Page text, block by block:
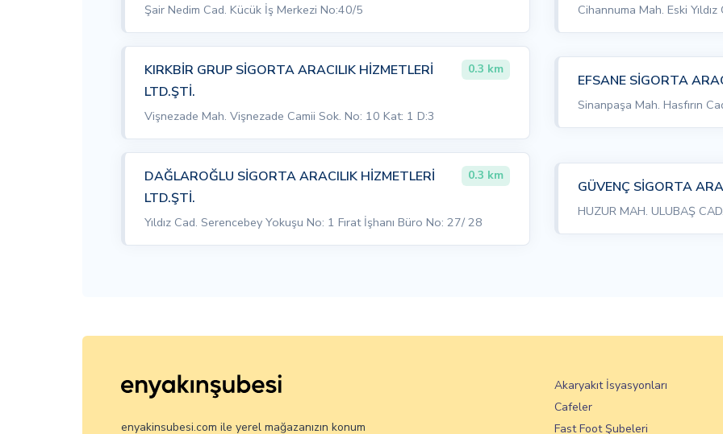
Şair Nedim Cad. Kücük İş Merkezi No:40/5 Cihannuma Mah. Eski
KIRKBİR GRUP SİGORTA ARACILIK HİZMETLERİ
LTD.ŞTİ.
0.3 km
Vişnezade Mah. Vişnezade Camii Sok. No: 10 Kat: 1 D:3
EFSANE SİGORTA
Sinanpaşa Mah. Hasfırın
DAĞLAROĞLU SİGORTA ARACILIK HİZMETLERİ
LTD.ŞTİ.
0.3 km
Yıldız Cad. Serencebey Yokuşu No: 1 Fırat İşhanı Büro No: 27/ 28
GÜVENÇ SİGORTA
HUZUR MAH. ULUBAŞ
enyakinsubesi.com ile yerel mağazanızın konum
Akaryakıt İsyasyonları
Cafeler
Fast Foot Şubeleri